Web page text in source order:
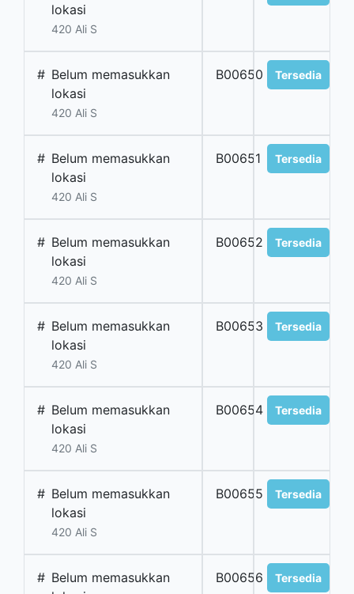
lokasi
420 Ali S
# Belum memasukkan
lokasi
420 Ali S
B00650 Tersedia
# Belum memasukkan
lokasi
420 Ali S
B00651 Tersedia
# Belum memasukkan
lokasi
420 Ali S
B00652 Tersedia
# Belum memasukkan
lokasi
420 Ali S
B00653 Tersedia
# Belum memasukkan
lokasi
420 Ali S
B00654 Tersedia
# Belum memasukkan
lokasi
420 Ali S
B00655 Tersedia
# Belum memasukkan
B00656 Tersedia